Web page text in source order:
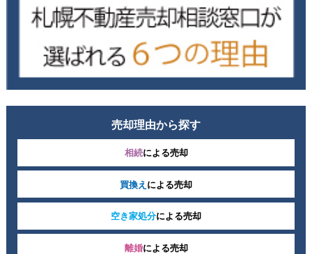
売却理由から探す
相続による売却
買換え による売却
空き家処分による売却
離婚による売却